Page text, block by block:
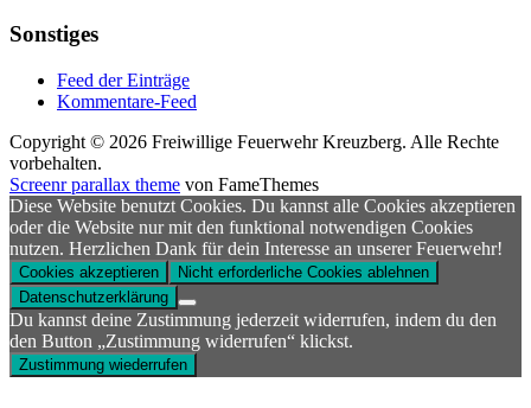
Sonstiges
Feed der Einträge
Kommentare-Feed
Copyright © 2026 Freiwillige Feuerwehr Kreuzberg. Alle Rechte
vorbehalten.
Screenr parallax theme von FameThemes
Diese Website benutzt Cookies. Du kannst alle Cookies akzeptieren
oder die Website nur mit den funktional notwendigen Cookies
nutzen. Herzlichen Dank für dein Interesse an unserer Feuerwehr!
Cookies akzeptieren
Nicht erforderliche Cookies ablehnen
Datenschutzerklärung
Du kannst deine Zustimmung jederzeit widerrufen, indem du den
den Button „Zustimmung widerrufen“ klickst.
Zustimmung wiederrufen